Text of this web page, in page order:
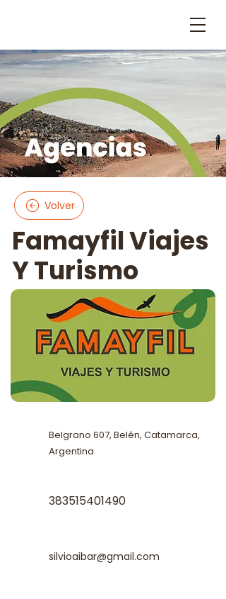
Volver
Famayfil Viajes
Y Turismo
Belgrano 607, Belén, Catamarca,
Argentina
383515401490
silvioaibar@gmail.com